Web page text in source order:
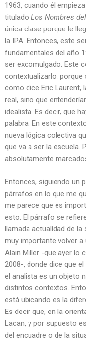
1963, cuando él
titulado Los Nombres
única clase porque le
la IPA. Entonces, este
fundamentales del año
ser excomulgado. Este
contextualizarlo, porque
como dice Eric Laurent,
real, sino que
idealista. Es decir, que
palabra. En este
nueva lógica colectiva
que va a ser la escuela.
absolutamente
Entonces, siguiendo un
párrafos en lo que me
me parece que es
esto. El párrafo se
llamada actualidad de la
muy importante volver a
Alain Miller -que ayer lo
2008-, donde dice que
el analista es un objeto
distintos contextos.
está ubicando es la
Es decir que, en la
Lacan, y por supuesto
del encuadre o de la